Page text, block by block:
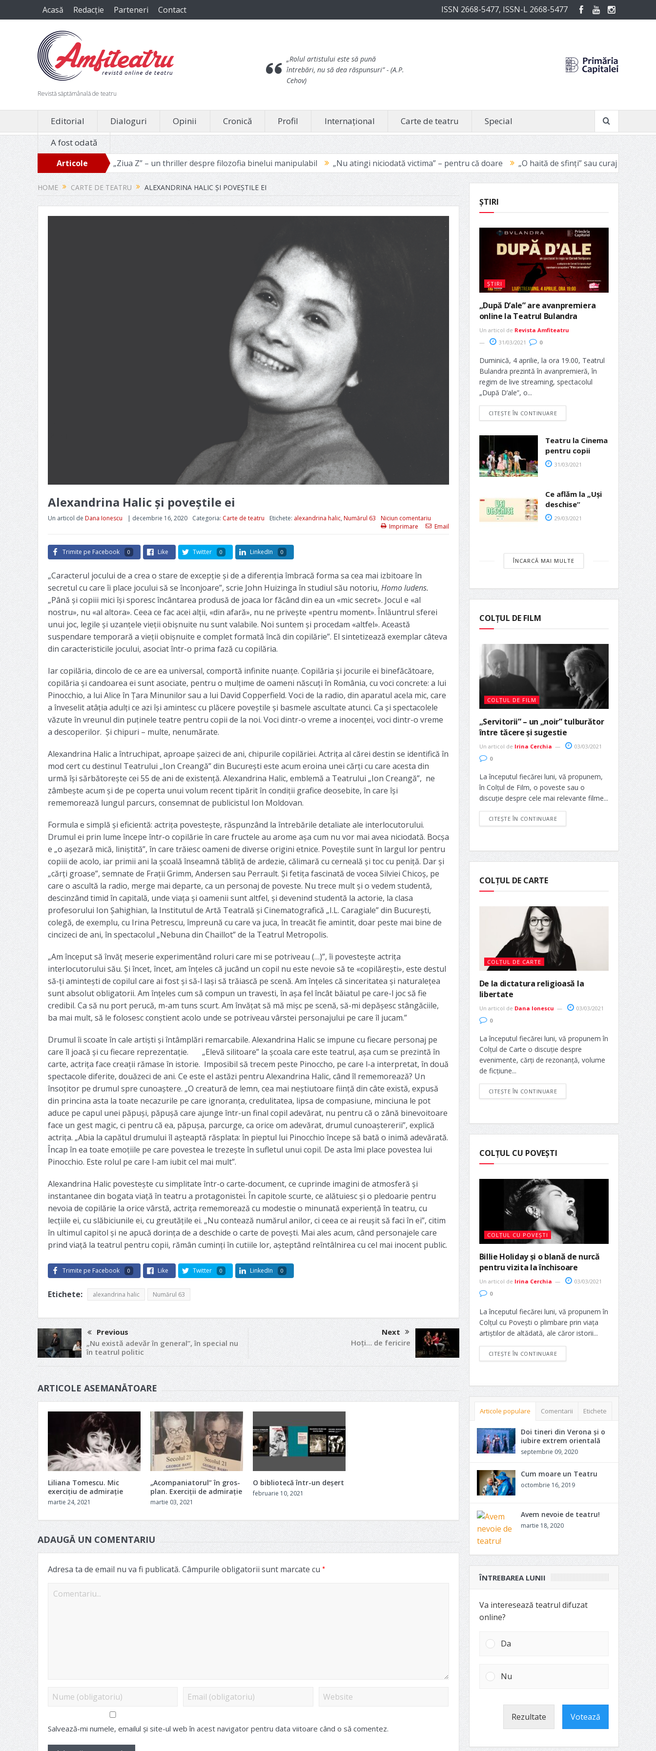
Acasă Redacție Parteneri Contact ISSN 2668-5477, ISSN-L 2668-5477
Revistă săptămânală de teatru
„Rolul artistului este să pună
întrebări, nu să dea răspunsuri”- (A.P.
Cehov)
Editorial Dialoguri Opinii Cronică Profil Internațional Carte de teatru
Special
A fost odată
Articole
recente
„Ziua Z” – un thriller despre filozofia binelui manipulabil „Nu atingi niciodată victima” – pentru că doare „O haită de sfinți” sau curajul de a fi vinovat Avignon
HOME CARTE DE TEATRU ALEXANDRINA HALIC ȘI POVEȘTILE EI
Alexandrina Halic și poveștile ei
Un articol de Dana Ionescu | decembrie 16, 2020 Categoria: Carte de teatru Etichete: alexandrina halic, Numărul 63
Niciun comentariu
Imprimare
Email
Trimite pe Facebook 0 Like Twitter 0 LinkedIn 0
„Caracterul jocului de a crea o stare de excepție și de a diferenția îmbracă forma sa cea mai izbitoare în
secretul cu care îi place jocului să se înconjoare”, scrie John Huizinga în studiul său notoriu, Homo ludens.
„Până și copiii mici își sporesc încântarea produsă de joaca lor făcând din ea un «mic secret». Jocul e «al
nostru», nu «al altora». Ceea ce fac acei alții, «din afară», nu ne privește «pentru moment». Înlăuntrul sferei
unui joc, legile și uzanțele vieții obișnuite nu sunt valabile. Noi suntem și procedam «altfel». Această
suspendare temporară a vieții obișnuite e complet formată încă din copilărie”. El sintetizează exemplar câteva
din caracteristicile jocului, asociat într-o prima fază cu copilăria.
Iar copilăria, dincolo de ce are ea universal, comportă infinite nuanțe. Copilăria și jocurile ei binefăcătoare,
copilăria și candoarea ei sunt asociate, pentru o mulțime de oameni născuți în România, cu voci concrete: a lui
Pinocchio, a lui Alice în Țara Minunilor sau a lui David Copperfield. Voci de la radio, din aparatul acela mic, care
a înveselit atâția adulți ce azi își amintesc cu plăcere poveștile și basmele ascultate atunci. Ca și spectacolele
văzute în vreunul din puținele teatre pentru copii de la noi. Voci dintr-o vreme a inocenței, voci dintr-o vreme
a descoperilor. Și chipuri – multe, nenumărate.
Alexandrina Halic a întruchipat, aproape șaizeci de ani, chipurile copilăriei. Actrița al cărei destin se identifică în
mod cert cu destinul Teatrului „Ion Creangă” din București este acum eroina unei cărți cu care acesta din
urmă își sărbătorește cei 55 de ani de existență. Alexandrina Halic, emblemă a Teatrului „Ion Creangă”, ne
zâmbește acum și de pe coperta unui volum recent tipărit în condiții grafice deosebite, în care își
rememorează lungul parcurs, consemnat de publicistul Ion Moldovan.
Formula e simplă și eficientă: actrița povestește, răspunzând la întrebările detaliate ale interlocutorului.
Drumul ei prin lume începe într-o copilărie în care fructele au arome așa cum nu vor mai avea niciodată. Bocșa
e „o așezară mică, liniștită”, în care trăiesc oameni de diverse origini etnice. Poveștile sunt în largul lor pentru
copiii de acolo, iar primii ani la școală înseamnă tăbliță de ardezie, călimară cu cerneală și toc cu peniță. Dar și
„cărți groase”, semnate de Frații Grimm, Andersen sau Perrault. Și fetița fascinată de vocea Silviei Chicoș, pe
care o ascultă la radio, merge mai departe, ca un personaj de poveste. Nu trece mult și o vedem studentă,
descinzând timid în capitală, unde viața și oamenii sunt altfel, și devenind studentă la actorie, la clasa
profesorului Ion Șahighian, la Institutul de Artă Teatrală și Cinematografică „I.L. Caragiale” din București,
colegă, de exemplu, cu Irina Petrescu, împreună cu care va juca, în treacăt fie amintit, doar peste mai bine de
cincizeci de ani, în spectacolul „Nebuna din Chaillot” de la Teatrul Metropolis.
„Am început să învăț meserie experimentând roluri care mi se potriveau (…)”, îi povestește actrița
interlocutorului său. Și încet, încet, am înțeles că jucând un copil nu este nevoie să te «copilărești», este destul
să-ți amintești de copilul care ai fost și să-l lași să trăiască pe scenă. Am înțeles că sinceritatea și naturalețea
sunt absolut obligatorii. Am înțeles cum să compun un travesti, în așa fel încât băiatul pe care-l joc să fie
credibil. Ca să nu port perucă, m-am tuns scurt. Am învățat să mă mișc pe scenă, să-mi depășesc stângăciile,
ba mai mult, să le folosesc conștient acolo unde se potriveau vârstei personajului pe care îl jucam.”
Drumul îi scoate în cale artiști și întâmplări remarcabile. Alexandrina Halic se impune cu fiecare personaj pe
care îl joacă și cu fiecare reprezentație. „Elevă silitoare” la școala care este teatrul, așa cum se prezintă în
carte, actrița face creații rămase în istorie. Imposibil să trecem peste Pinoccho, pe care l-a interpretat, în două
spectacole diferite, douăzeci de ani. Ce este el astăzi pentru Alexandrina Halic, când îl rememorează? Un
însoțitor pe drumul spre cunoaștere. „O creatură de lemn, cea mai neștiutoare ființă din câte există, expusă
din princina asta la toate necazurile pe care ignoranța, credulitatea, lipsa de compasiune, minciuna le pot
aduce pe capul unei păpuși, păpușă care ajunge într-un final copil adevărat, nu pentru că o zână binevoitoare
face un gest magic, ci pentru că ea, păpușa, parcurge, ca orice om adevărat, drumul cunoaștererii”, explică
actrița. „Abia la capătul drumului îl așteaptă răsplata: în pieptul lui Pinocchio începe să bată o inimă adevărată.
Încap în ea toate emoțiile pe care povestea le trezește în sufletul unui copil. De asta îmi place povestea lui
Pinocchio. Este rolul pe care l-am iubit cel mai mult”.
Alexandrina Halic povestește cu simplitate într-o carte-document, ce cuprinde imagini de atmosferă și
instantanee din bogata viață în teatru a protagonistei. În capitole scurte, ce alătuiesc și o pledoarie pentru
nevoia de copilărie la orice vârstă, actrița rememorează cu modestie o minunată experiență în teatru, cu
lecțiile ei, cu slăbiciunile ei, cu greutățile ei. „Nu contează numărul anilor, ci ceea ce ai reușit să faci în ei”, citim
în ultimul capitol și ne apucă dorința de a deschide o carte de povești. Mai ales acum, când personajele care
prind viață la teatrul pentru copii, rămân cuminți în cutiile lor, așteptând reîntâlnirea cu cel mai inocent public.
Trimite pe Facebook 0 Like Twitter 0 LinkedIn 0
Etichete: alexandrina halic Numărul 63
Previous
„Nu există adevăr în general”, în special nu
în teatrul politic
Next
Hoți… de fericire
ARTICOLE ASEMANĂTOARE
Liliana Tomescu. Mic
exercițiu de admirație
martie 24, 2021
„Acompaniatorul” în gros-
plan. Exerciții de admirație
martie 03, 2021
O bibliotecă într-un deșert
februarie 10, 2021
ADAUGĂ UN COMENTARIU
Adresa ta de email nu va fi publicată. Câmpurile obligatorii sunt marcate cu *
Salvează-mi numele, emailul și site-ul web în acest navigator pentru data viitoare când o să comentez.
ȘTIRI
ȘTIRI
„După D’ale” are avanpremiera
online la Teatrul Bulandra
Un articol de Revista Amfiteatru
31/03/2021
0
Duminică, 4 aprilie, la ora 19.00, Teatrul
Bulandra prezintă în avanpremieră, în
regim de live streaming, spectacolul
„După D’ale”, o...
CITEȘTE ÎN CONTINUARE
Teatru la Cinema
pentru copii
31/03/2021
Ce aflăm la „Uși
deschise”
29/03/2021
ÎNCARCĂ MAI MULTE
COLȚUL DE FILM
COLȚUL DE FILM
„Servitorii” – un „noir” tulburător
între tăcere și sugestie
Un articol de Irina Cerchia
03/03/2021
0
La începutul fiecărei luni, vă propunem,
în Colțul de Film, o poveste sau o
discuție despre cele mai relevante filme...
CITEȘTE ÎN CONTINUARE
COLȚUL DE CARTE
COLȚUL DE CARTE
De la dictatura religioasă la
libertate
Un articol de Dana Ionescu
03/03/2021
0
La începutul fiecărei luni, vă propunem în
Colțul de Carte o discuție despre
evenimente, cărți de rezonanță, volume
de ficțiune...
CITEȘTE ÎN CONTINUARE
COLȚUL CU POVEȘTI
COLȚUL CU POVEȘTI
Billie Holiday și o blană de nurcă
pentru vizita la închisoare
Un articol de Irina Cerchia
03/03/2021
0
La începutul fiecărei luni, vă propunem în
Colțul cu Povești o plimbare prin viața
artiștilor de altădată, ale căror istorii...
CITEȘTE ÎN CONTINUARE
Articole populare Comentarii Etichete
Doi tineri din Verona și o
iubire extrem orientală
septembrie 09, 2020
Cum moare un Teatru
octombrie 16, 2019
Avem nevoie de teatru!
martie 18, 2020
ÎNTREBAREA LUNII
Va interesează teatrul difuzat
online?
Da
Nu
Rezultate Votează